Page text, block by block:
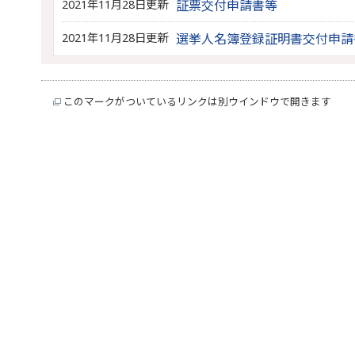
2021年11月28日更新 証票交付申請書等
2021年11月28日更新 選挙人名簿登録証明書交付申
このマークがついているリンクは別ウインドウで開きます